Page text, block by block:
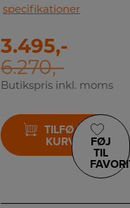
specifikationer
3.495,-
6.270,-
Butikspris inkl. moms
TILFØJ TIL
KURV
FØJ
TIL